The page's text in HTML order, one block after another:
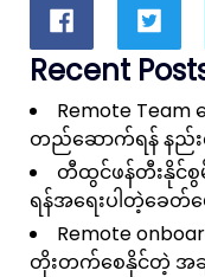
Recent
Remote
တည်ဆောက်ရန် နည်း
တီထွင်ဖန်တီးနိုင်
ရန်အရေးပါတဲ့ခေတ်ပေ
Remote
တိုးတက်စေနိုင်တဲ့ အခ